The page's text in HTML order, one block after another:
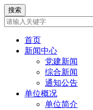
首页
新闻中心
党建新闻
综合新闻
通知公告
单位概况
单位简介